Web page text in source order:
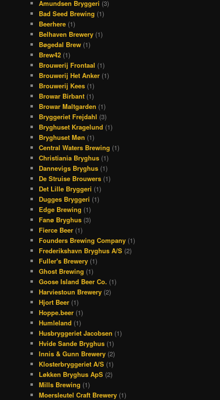
Amundsen Bryggeri (3)
Bad Seed Brewing (1)
Beerhere (1)
Belhaven Brewery (1)
Bøgedal Brew (1)
Brew42 (1)
Brouwerij Frontaal (1)
Brouwerij Het Anker (1)
Brouwerij Kees (1)
Browar Birbant (1)
Browar Maltgarden (1)
Bryggeriet Frejdahl (3)
Bryghuset Kragelund (1)
Bryghuset Møn (1)
Central Waters Brewing (1)
Christiania Bryghus (1)
Dannevigs Bryghus (1)
De Struise Brouwers (1)
Det Lille Bryggeri (1)
Dugges Bryggeri (1)
Edge Brewing (1)
Fanø Bryghus (3)
Fierce Beer (1)
Founders Brewing Company (1)
Frederikshavn Bryghus A/S (2)
Fuller's Brewery (1)
Ghost Brewing (1)
Goose Island Beer Co. (1)
Harviestoun Brewery (2)
Hjort Beer (1)
Hoppe.beer (1)
Humleland (1)
Husbryggeriet Jacobsen (1)
Hvide Sande Bryghus (1)
Innis & Gunn Brewery (2)
Klosterbryggeriet A/S (1)
Løkken Bryghus ApS (2)
Mills Brewing (1)
Moersleutel Craft Brewery (1)